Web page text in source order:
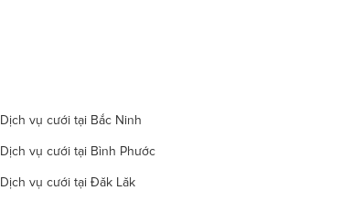
Dịch vụ cưới tại Bắc Ninh
Dịch vụ cưới tại Bình Phước
Dịch vụ cưới tại Đăk Lăk